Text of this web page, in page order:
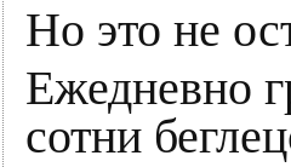
Но это не
Ежедневно
сотни